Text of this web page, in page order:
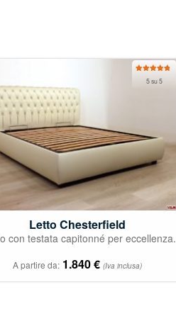
5 su 5
Letto Chesterfield
con testata capitonné per eccellenza.
A partire da: 1.840€ (Iva inclusa)